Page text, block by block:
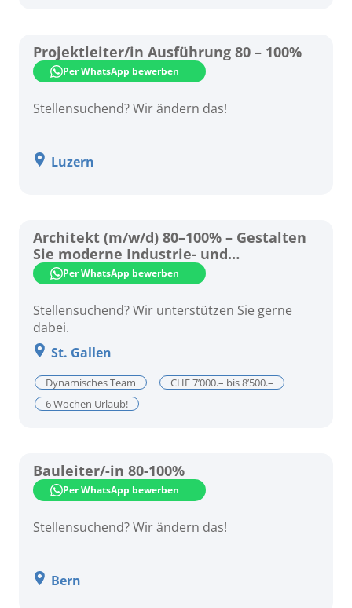
Projektleiter/in Ausführung 80 – 100%
Per WhatsApp bewerben
Stellensuchend? Wir ändern das!
Luzern
Architekt (m/w/d) 80–100% – Gestalten
Sie moderne Industrie- und
Zweckbauten!
Per WhatsApp bewerben
Stellensuchend? Wir unterstützen Sie gerne
dabei.
St. Gallen
Dynamisches Team
CHF 7’000.– bis 8’500.–
6 Wochen Urlaub!
Bauleiter/-in 80-100%
Per WhatsApp bewerben
Stellensuchend? Wir ändern das!
Bern